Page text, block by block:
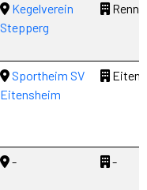
Kegelverein
Stepperg
Sportheim SV
Eitensheim
- -